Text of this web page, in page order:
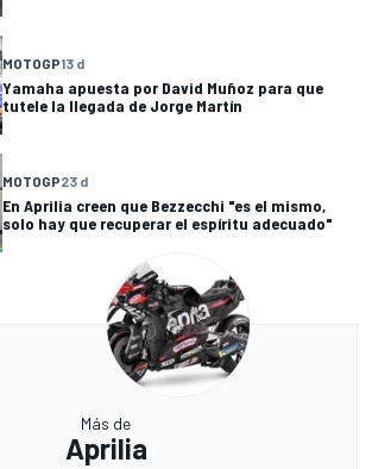
MOTOGP13 d
Yamaha apuesta por David Muñoz para que
tutele la llegada de Jorge Martín
MOTOGP23 d
En Aprilia creen que Bezzecchi "es el mismo,
solo hay que recuperar el espíritu adecuado"
Más de
Aprilia